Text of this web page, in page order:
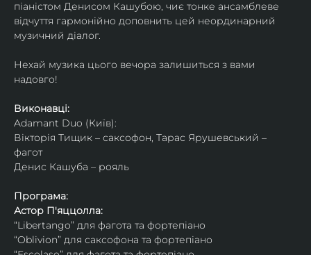
піаністом Денисом Кашубою, чиє тонке ансамблеве
відчуття гармонійно доповнить цей неординарний
музичний діалог.
Нехай музика цього вечора залишиться з вами
надовго!
Виконавці:
Adamant Duo (Київ):
Вікторія Тищик – саксофон, Тарас Ярушевський –
фагот
Денис Кашуба – рояль
Програма:
Астор П'яццолла:
“Libertango” для фагота та фортепіано
“Oblivion” для саксофона та фортепіано